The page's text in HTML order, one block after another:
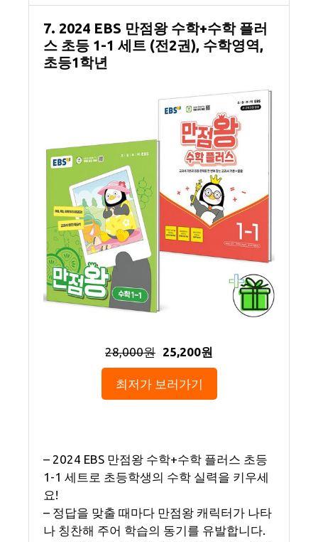
7. 2024 EBS 만점왕 수학+수학 플러
스 초등 1-1 세트 (전2권), 수학영역,
초등1학년
28,000원 25,200원
최저가 보러가기
– 2024 EBS 만점왕 수학+수학 플러스 초등
1-1 세트로 초등학생의 수학 실력을 키우세
요!
– 정답을 맞출 때마다 만점왕 캐릭터가 나타
나 칭찬해 주어 학습의 동기를 유발합니다.